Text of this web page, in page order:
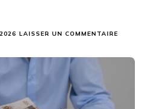
LAISSER UN COMMENTAIRE